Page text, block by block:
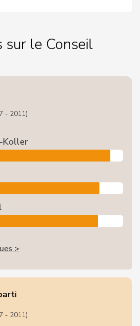
le Conseil
- 2011)
Koller
>
- 2011)